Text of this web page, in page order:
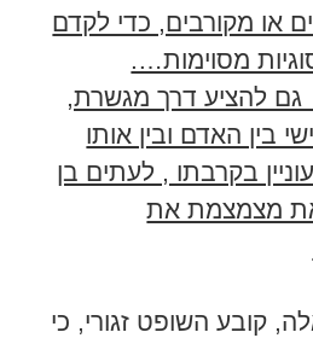
או מקורבים, כדי לקדם
מסוימות….
גם להציע דרך מגשרת,
בין האדם ובין אותו
בקרבתו , לעתים בן
מצמצמת את
קובע השופט זגורי, כי